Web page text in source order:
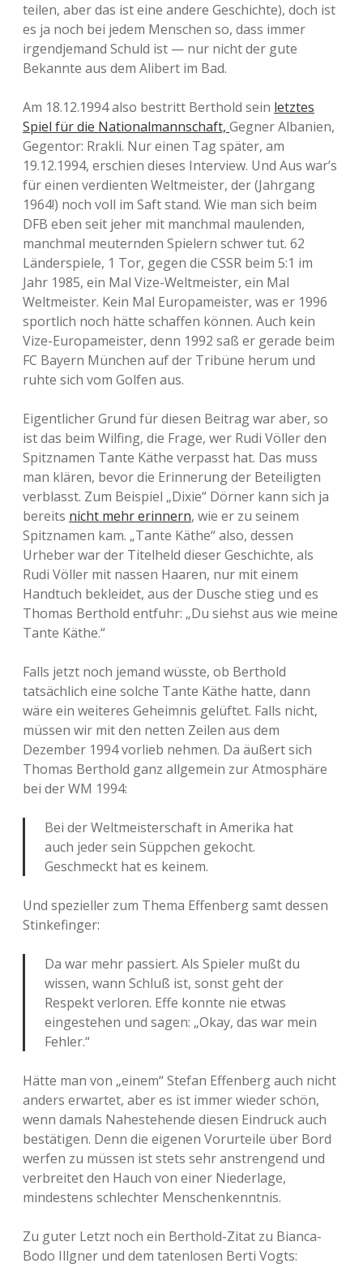
teilen, aber das ist eine andere Geschichte), doch ist
es ja noch bei jedem Menschen so, dass immer
irgendjemand Schuld ist — nur nicht der gute
Bekannte aus dem Alibert im Bad.
Am 18.12.1994 also bestritt Berthold sein letztes
Spiel für die Nationalmannschaft, Gegner Albanien,
Gegentor: Rrakli. Nur einen Tag später, am
19.12.1994, erschien dieses Interview. Und Aus war’s
für einen verdienten Weltmeister, der (Jahrgang
1964!) noch voll im Saft stand. Wie man sich beim
DFB eben seit jeher mit manchmal maulenden,
manchmal meuternden Spielern schwer tut. 62
Länderspiele, 1 Tor, gegen die CSSR beim 5:1 im
Jahr 1985, ein Mal Vize-Weltmeister, ein Mal
Weltmeister. Kein Mal Europameister, was er 1996
sportlich noch hätte schaffen können. Auch kein
Vize-Europameister, denn 1992 saß er gerade beim
FC Bayern München auf der Tribüne herum und
ruhte sich vom Golfen aus.
Eigentlicher Grund für diesen Beitrag war aber, so
ist das beim Wilfing, die Frage, wer Rudi Völler den
Spitznamen Tante Käthe verpasst hat. Das muss
man klären, bevor die Erinnerung der Beteiligten
verblasst. Zum Beispiel „Dixie“ Dörner kann sich ja
bereits nicht mehr erinnern, wie er zu seinem
Spitznamen kam. „Tante Käthe“ also, dessen
Urheber war der Titelheld dieser Geschichte, als
Rudi Völler mit nassen Haaren, nur mit einem
Handtuch bekleidet, aus der Dusche stieg und es
Thomas Berthold entfuhr: „Du siehst aus wie meine
Tante Käthe.“
Falls jetzt noch jemand wüsste, ob Berthold
tatsächlich eine solche Tante Käthe hatte, dann
wäre ein weiteres Geheimnis gelüftet. Falls nicht,
müssen wir mit den netten Zeilen aus dem
Dezember 1994 vorlieb nehmen. Da äußert sich
Thomas Berthold ganz allgemein zur Atmosphäre
bei der WM 1994:
Bei der Weltmeisterschaft in Amerika hat
auch jeder sein Süppchen gekocht.
Geschmeckt hat es keinem.
Und spezieller zum Thema Effenberg samt dessen
Stinkefinger:
Da war mehr passiert. Als Spieler mußt du
wissen, wann Schluß ist, sonst geht der
Respekt verloren. Effe konnte nie etwas
eingestehen und sagen: „Okay, das war mein
Fehler.“
Hätte man von „einem“ Stefan Effenberg auch nicht
anders erwartet, aber es ist immer wieder schön,
wenn damals Nahestehende diesen Eindruck auch
bestätigen. Denn die eigenen Vorurteile über Bord
werfen zu müssen ist stets sehr anstrengend und
verbreitet den Hauch von einer Niederlage,
mindestens schlechter Menschenkenntnis.
Zu guter Letzt noch ein Berthold-Zitat zu Bianca-
Bodo Illgner und dem tatenlosen Berti Vogts: